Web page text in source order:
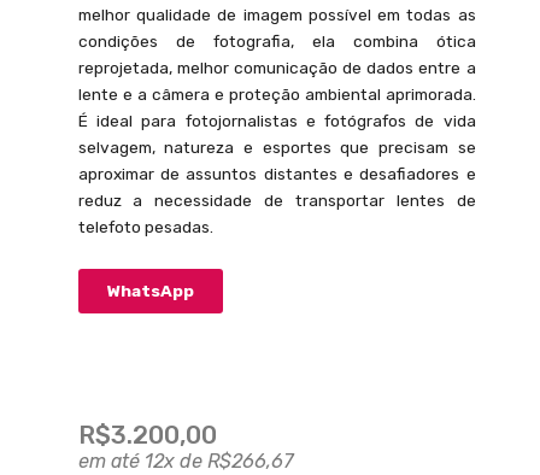
melhor qualidade de imagem possível em todas as
condições de fotografia, ela combina ótica
reprojetada, melhor comunicação de dados entre a
lente e a câmera e proteção ambiental aprimorada.
É ideal para fotojornalistas e fotógrafos de vida
selvagem, natureza e esportes que precisam se
aproximar de assuntos distantes e desafiadores e
reduz a necessidade de transportar lentes de
telefoto pesadas.
WhatsApp
R$3.200,00
em até 12x de R$266,67